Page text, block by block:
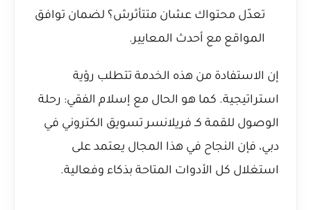
تعدّل محتواك عشان متتأثرش؟ لضمان توافق
المواقع مع أحدث المعايير.
إن الاستفادة من هذه الخدمة تتطلب رؤية
استراتيجية. كما هو الحال مع إسلام الفقي: رحلة
الوصول للقمة كـ فريلانسر تسويق الكتروني في
دبي، فإن النجاح في هذا المجال يعتمد على
استغلال كل الأدوات المتاحة بذكاء وفعالية.